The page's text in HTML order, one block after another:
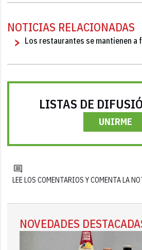
NOTICIAS RELACIONADAS
Los restaurantes se mantienen
LISTAS DE
UNIRME
LEE LOS COMENTARIOS Y COMENTA LA
NOVEDADES